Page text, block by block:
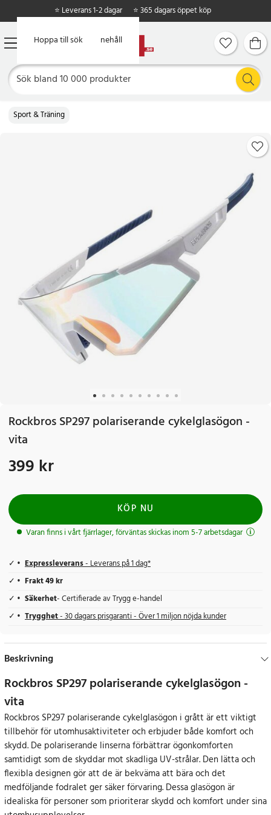
Hoppa till huvudinnehåll
Hoppa till sök
⭐ Leverans 1-2 dagar ⭐ 365 dagars öppet köp
Sport & Träning
Rockbros SP297 polariserande cykelglasögon -
vita
Pris:399 kr
399 kr
KÖP NU
Varan finns i vårt fjärrlager, förväntas skickas inom 5-7 arbetsdagar
Expressleverans- Leverans på 1 dag*
Frakt 49 kr
Säkerhet- Certifierade av Trygg e-handel
Trygghet- 30 dagars prisgaranti - Över 1 miljon nöjda kunder
Beskrivning
Rockbros SP297 polariserande cykelglasögon -
vita
Rockbros SP297 polariserande cykelglasögon i grått är ett viktigt
tillbehör för utomhusaktiviteter och erbjuder både komfort och
skydd. De polariserande linserna förbättrar ögonkomforten
samtidigt som de skyddar mot skadliga UV-strålar. Den lätta och
flexibla designen gör att de är bekväma att bära och det
medföljande fodralet ger säker förvaring. Dessa glasögon är
idealiska för personer som prioriterar skydd och komfort under sina